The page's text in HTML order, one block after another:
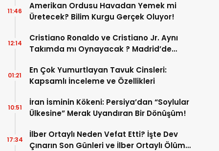
Amerikan Ordusu Havadan Yemek mi
Üretecek? Bilim Kurgu Gerçek Oluyor!
11:46
Cristiano Ronaldo ve Cristiano Jr. Aynı
Takımda mı Oynayacak ? Madrid’de
12:14
En Çok Yumurtlayan Tavuk Cinsleri:
Kapsamlı İnceleme ve Özellikleri
01:21
İran İsminin Kökeni: Persiya’dan “Soylular
Ülkesine” Merak Uyandıran Bir Dönüşüm!
10:51
İlber Ortaylı Neden Vefat Etti? İşte Dev
Çınarın Son Günleri ve İlber Ortaylı Ölüm
17:34